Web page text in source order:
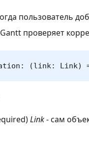
пользователь
проверяет
(link: Link)
Link- сам